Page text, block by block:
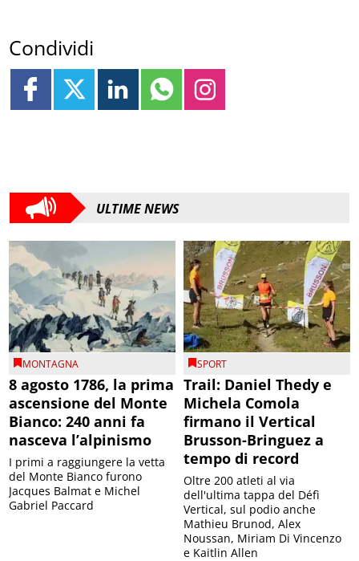
Condividi
ULTIME NEWS
MONTAGNA
8 agosto 1786, la prima
ascensione del Monte
Bianco: 240 anni fa
nasceva l’alpinismo
I primi a raggiungere la vetta
del Monte Bianco furono
Jacques Balmat e Michel
Gabriel Paccard
SPORT
Trail: Daniel Thedy e
Michela Comola
firmano il Vertical
Brusson-Bringuez a
tempo di record
Oltre 200 atleti al via
dell'ultima tappa del Défì
Vertical, sul podio anche
Mathieu Brunod, Alex
Noussan, Miriam Di Vincenzo
e Kaitlin Allen